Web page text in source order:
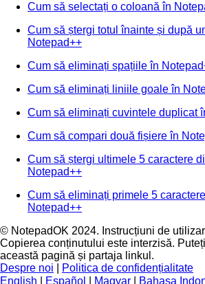
Cum să selectați o coloană în
Cum să ștergi totul înainte și după
Notepad++
Cum să eliminați spațiile în
Cum să eliminați liniile goale în
Cum să eliminați cuvintele duplicat
Cum să compari două fișiere în
Cum să ștergi ultimele 5 caractere
Notepad++
Cum să eliminați primele 5
Notepad++
© NotepadOK 2024. Instrucțiuni de
Copierea conținutului este interzisă.
această pagină și partaja linkul.
Despre noi
Politica de confidențialitate
English
Español Magyar Bahasa